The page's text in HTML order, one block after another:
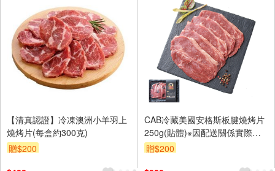
【清真認證】冷凍澳洲小羊羽上
燒烤片(每盒約300克)
贈$200
CAB冷藏美國安格斯板腱燒烤片
250g(貼體)※因配送關係實際到
貨效期約6-8天
贈$200